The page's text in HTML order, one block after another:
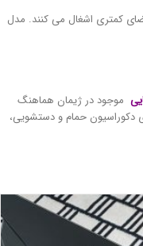
کمتری اشغال می کنند. مدل
موجود در ژیمان هماهنگ
دکوراسیون حمام و دستشویی،